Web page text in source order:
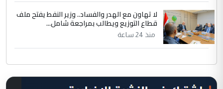
لا تهاون مع الهدر والفساد.. وزير النفط يفتح ملف
قطاع التوزيع ويطالب بمراجعة شامل...
منذ 24 ساعة